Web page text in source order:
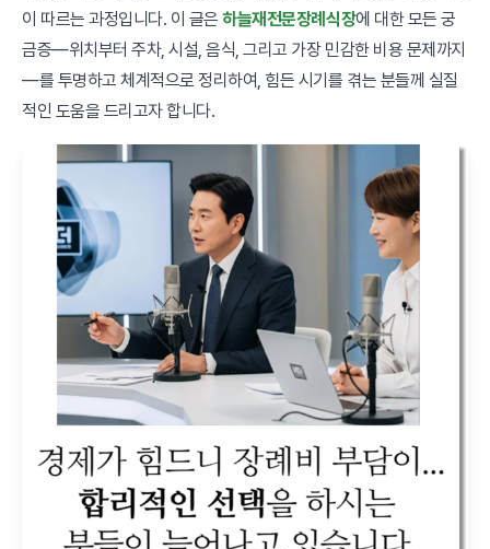
이 따르는 과정입니다. 이 글은하늘재전문장례식장에 대한 모든 궁
금증—위치부터 주차, 시설, 음식, 그리고 가장 민감한 비용 문제까지
—를 투명하고 체계적으로 정리하여, 힘든 시기를 겪는 분들께 실질
적인 도움을 드리고자 합니다.